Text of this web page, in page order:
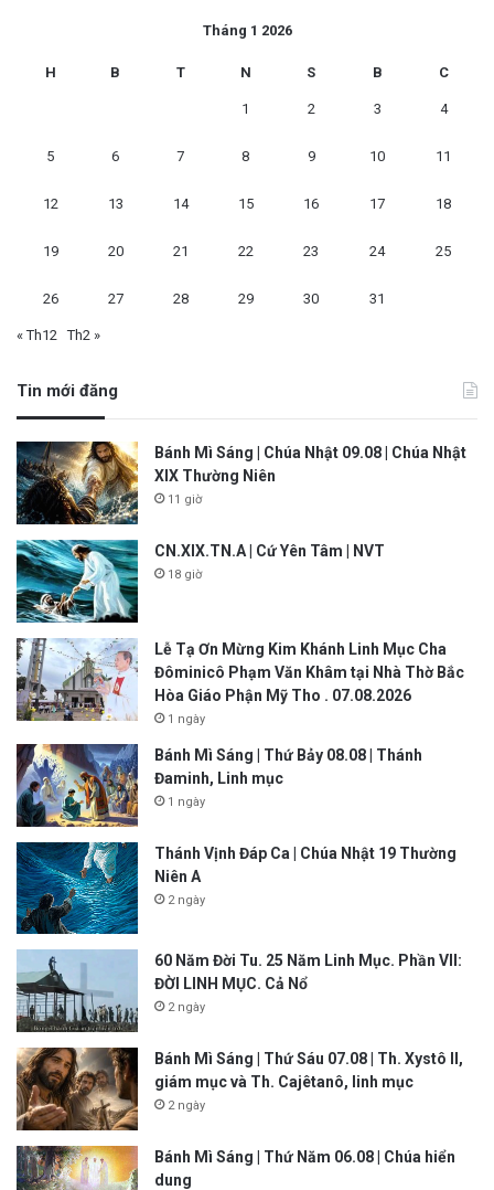
Tháng 1 2026
H B T N S B C
1 2 3 4
5 6 7 8 9 10 11
12 13 14 15 16 17 18
19 20 21 22 23 24 25
26 27 28 29 30 31
« Th12 Th2 »
Tin mới đăng
Bánh Mì Sáng | Chúa Nhật 09.08 | Chúa Nhật
XIX Thường Niên
11 giờ
CN.XIX.TN.A | Cứ Yên Tâm | NVT
18 giờ
Lễ Tạ Ơn Mừng Kim Khánh Linh Mục Cha
Đôminicô Phạm Văn Khâm tại Nhà Thờ Bắc
Hòa Giáo Phận Mỹ Tho . 07.08.2026
1 ngày
Bánh Mì Sáng | Thứ Bảy 08.08 | Thánh
Đaminh, Linh mục
1 ngày
Thánh Vịnh Đáp Ca | Chúa Nhật 19 Thường
Niên A
2 ngày
60 Năm Đời Tu. 25 Năm Linh Mục. Phần VII:
ĐỜI LINH MỤC. Cả Nổ
2 ngày
Bánh Mì Sáng | Thứ Sáu 07.08 | Th. Xystô II,
giám mục và Th. Cajêtanô, linh mục
2 ngày
Bánh Mì Sáng | Thứ Năm 06.08 | Chúa hiển
dung